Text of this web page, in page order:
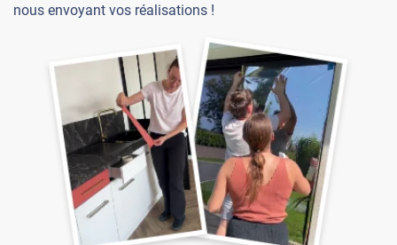
nous envoyant vos réalisations !